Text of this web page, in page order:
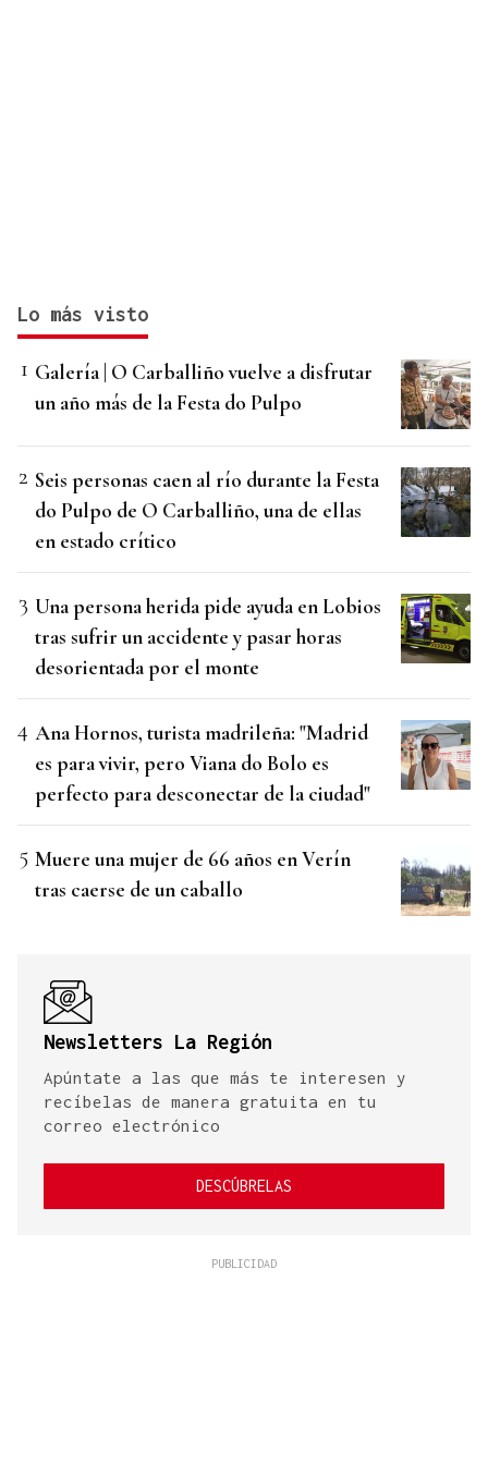
Lo más visto
Galería | O Carballiño vuelve a disfrutar
un año más de la Festa do Pulpo
Seis personas caen al río durante la Festa
do Pulpo de O Carballiño, una de ellas
en estado crítico
Una persona herida pide ayuda en Lobios
tras sufrir un accidente y pasar horas
desorientada por el monte
Ana Hornos, turista madrileña: "Madrid
es para vivir, pero Viana do Bolo es
perfecto para desconectar de la ciudad"
Muere una mujer de 66 años en Verín
tras caerse de un caballo
Newsletters La Región
Apúntate a las que más te interesen y
recíbelas de manera gratuita en tu
correo electrónico
DESCÚBRELAS